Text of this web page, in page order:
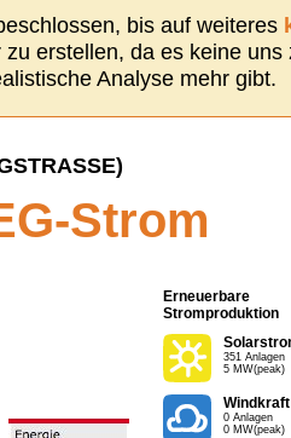
bis auf weiteres
zu erstellen, da es keine
Analyse mehr gibt.
Strom
Erneuerbare
Stromproduktion
351 Anlagen
5 MW(peak)
Windkraft
0 Anlagen
0 MW(peak)